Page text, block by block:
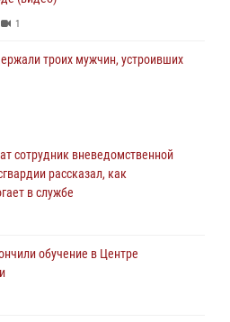
1
троих мужчин, устроивших
(видео)
мужчину, устроившего дебош
безопасность проведения
сотрудник вневедомственной
рассказал, как
в службе
обучение в Центре